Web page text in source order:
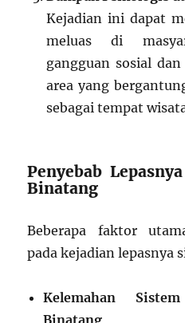
Kejadian ini dapat
meluas di
gangguan sosial
area yang
sebagai tempat
Penyebab
Binatang
Beberapa faktor
pada kejadian lepasnya
Kelemahan
Binatang